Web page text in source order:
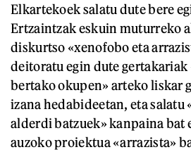
Elkartekoek salatu dute bere
Ertzaintzak eskuin muturreko
diskurtso «xenofobo eta
deitoratu egin dute gertakariak
bertako okupen» arteko liskar
izana hedabideetan, eta salatu
alderdi batzuek» kanpaina bat
auzoko proiektua «arrazista»